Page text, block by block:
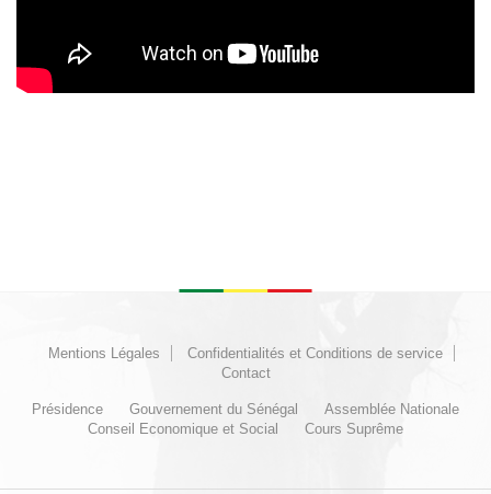
Mentions Légales
Confidentialités et Conditions de service
Contact
Présidence Gouvernement du Sénégal
Assemblée Nationale
Conseil Economique et Social
Cours Suprême